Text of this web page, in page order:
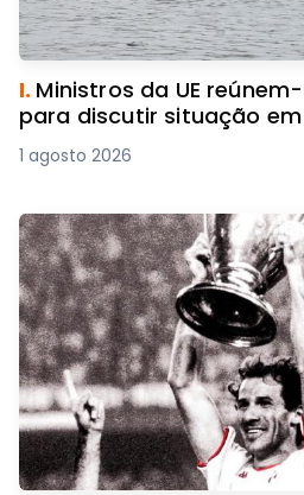
I. Ministros da UE
para discutir situação
1 agosto 2026